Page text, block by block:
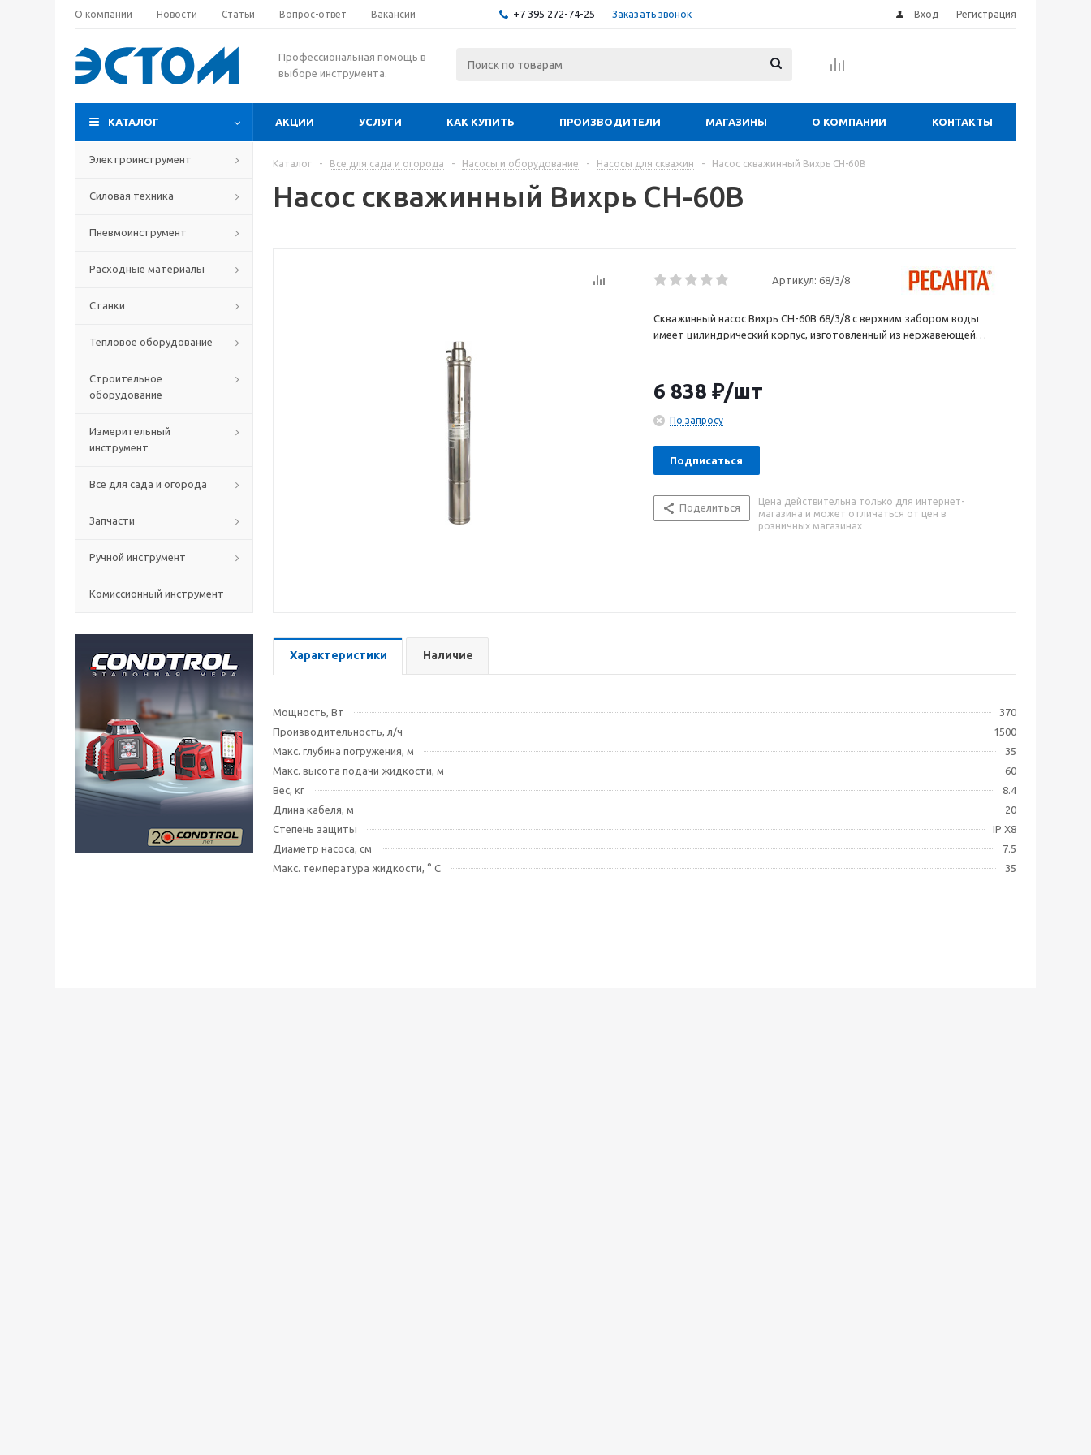
О компании Новости Статьи Вопрос-ответ Вакансии +7 395 272-74-25 Заказать звонок Вход Регистрация
Профессиональная помощь в
выборе инструмента.
КАТАЛОГ АКЦИИ УСЛУГИ КАК КУПИТЬ ПРОИЗВОДИТЕЛИ МАГАЗИНЫ О КОМПАНИИ КОНТАКТЫ
Электроинструмент
Силовая техника
Пневмоинструмент
Расходные материалы
Станки
Тепловое оборудование
Строительное
оборудование
Измерительный
инструмент
Все для сада и огорода
Запчасти
Ручной инструмент
Комиссионный инструмент
Каталог - Все для сада и огорода - Насосы и оборудование - Насосы для скважин - Насос скважинный Вихрь СН-60B
Насос скважинный Вихрь СН-60B
Артикул: 68/3/8
Скважинный насос Вихрь СН-60B 68/3/8 с верхним забором воды
имеет цилиндрический корпус, изготовленный из нержавеющей
напор мощностью 60 метров.
6 838 ₽/шт
По запросу
Подписаться
Поделиться
Цена действительна только для интернет-
магазина и может отличаться от цен в
розничных магазинах
Характеристики Наличие
Мощность, Вт
370
Производительность, л/ч
1500
Макс. глубина погружения, м
35
Макс. высота подачи жидкости, м
60
Вес, кг
8.4
Длина кабеля, м
20
Степень защиты
IP X8
Диаметр насоса, см
7.5
Макс. температура жидкости, ° C
35